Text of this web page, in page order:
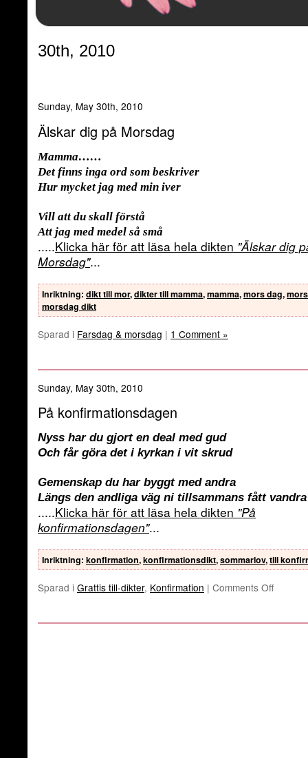
30th, 2010
Sunday, May 30th, 2010
Älskar dig på Morsdag
Mamma……
Det finns inga ord som beskriver
Hur mycket jag med min iver
Vill att du skall förstå
Att jag med medel så små
.....Klicka här för att läsa hela dikten "Älskar dig
Morsdag"...
Inriktning: dikt till mor,dikter till mamma,mamma,mors dag,
morsdag dikt
Sparad i Farsdag & morsdag | 1 Comment »
Sunday, May 30th, 2010
På konfirmationsdagen
Nyss har du gjort en deal med gud
Och får göra det i kyrkan i vit skrud
Gemenskap du har byggt med andra
Längs den andliga väg ni tillsammans fått vandra
.....Klicka här för att läsa hela dikten "På
konfirmationsdagen"...
Inriktning: konfirmation,konfirmationsdikt,sommarlov,till
Sparad i Grattis till-dikter, Konfirmation | Comments Off